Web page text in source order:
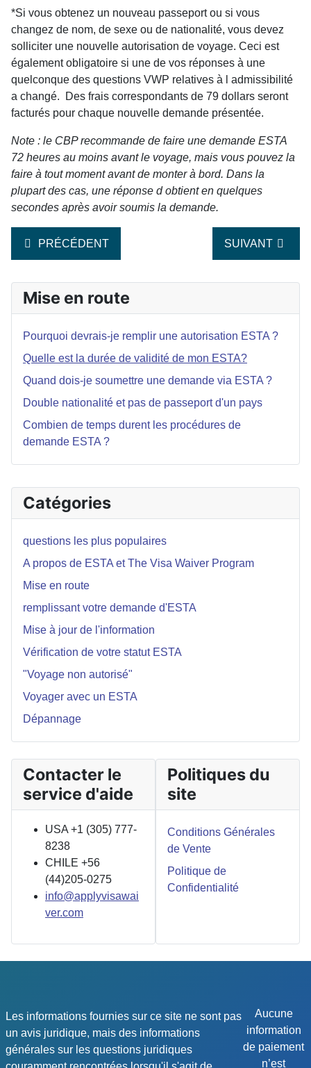
Catégories
questions les plus populaires
A propos de ESTA et The Visa Waiver Program
Mise en route
remplissant votre demande d'ESTA
Mise à jour de l'information
Vérification de votre statut ESTA
"Voyage non autorisé"
Voyager avec un ESTA
Dépannage
*Si vous obtenez un nouveau passeport ou si vous
changez de nom, de sexe ou de nationalité, vous devez
solliciter une nouvelle autorisation de voyage. Ceci est
également obligatoire si une de vos réponses à une
quelconque des questions VWP relatives à l admissibilité
a changé. Des frais correspondants de 79 dollars seront
facturés pour chaque nouvelle demande présentée.
Note : le CBP recommande de faire une demande ESTA
72 heures au moins avant le voyage, mais vous pouvez la
faire à tout moment avant de monter à bord. Dans la
plupart des cas, une réponse d obtient en quelques
secondes après avoir soumis la demande.
ARTICLE PRÉCÉDENT : POURQUOI DEVRAIS-JE
PRÉCÉDENT ARTICLE
SUIVANT
Mise en route
Pourquoi devrais-je remplir une autorisation ESTA ?
Quelle est la durée de validité de mon ESTA?
Quand dois-je soumettre une demande via ESTA ?
Double nationalité et pas de passeport d'un pays
Combien de temps durent les procédures de
demande ESTA ?
Contacter le
service d'aide
USA +1 (305) 777-
8238
CHILE +56
(44)205-0275
info@applyvisawai
ver.com
Politiques du
site
Conditions Générales
de Vente
Politique de
Confidentialité
Les informations fournies sur ce site ne sont pas
un avis juridique, mais des informations
générales sur les questions juridiques
Aucune
information
de paiement
n’est